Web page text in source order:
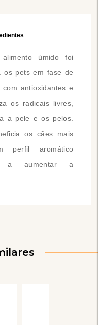
úmido foi
os pets em fase de
com antioxidantes e
os radicais livres,
a pele e os pelos.
os cães mais
aromático
a aumentar a